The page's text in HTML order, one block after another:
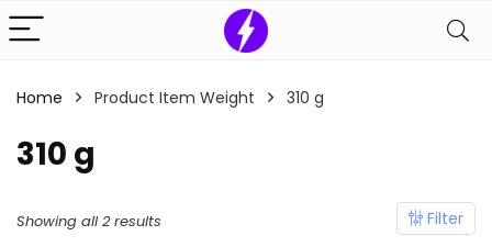
Home Product Item Weight ‎310 g
‎310 g
Filter
Showing all 2 results